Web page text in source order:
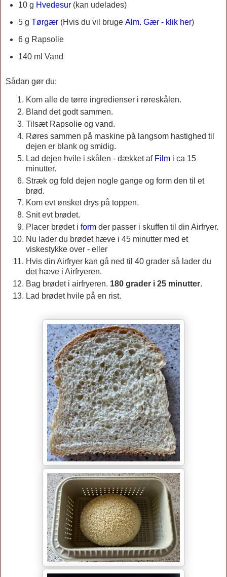
10 g Hvedesur(kan udelades)
5 g Tørgær(Hvis du vil bruge Alm. Gær - klik her)
6 g Rapsolie
140 ml Vand
Sådan gør du:
Kom alle de tørre ingredienser i røreskålen.
Bland det godt sammen.
Tilsæt Rapsolie og vand.
Røres sammen på maskine på langsom hastighed til
dejen er blank og smidig.
Lad dejen hvile i skålen - dækket af Film i ca 15
minutter.
Stræk og fold dejen nogle gange og form den til et
brød.
Kom evt ønsket drys på toppen.
Snit evt brødet.
Placer brødet i form der passer i skuffen til din Airfryer.
Nu lader du brødet hæve i 45 minutter med et
viskestykke over - eller
Hvis din Airfryer kan gå ned til 40 grader så lader du
det hæve i Airfryeren.
Bag brødet i airfryeren. 180 grader i 25 minutter.
Lad brødet hvile på en rist.